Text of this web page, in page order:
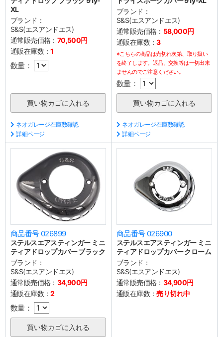
XL
ブランド：
S&S(エスアンドエス)
通常販売価格： 70,500円
通販在庫数：1
数量：
ネオガレージ在庫数確認
詳細ページ
ブランド：
S&S(エスアンドエス)
通常販売価格： 58,000円
通販在庫数：3
※こちらの商品は売切れ次第、取り扱い
を終了します。返品、交換等は一切出来
ませんのでご注意ください。
数量：
ネオガレージ在庫数確認
詳細ページ
商品番号 026899
ステルスエアスティンガー ミニ
ティアドロップカバー ブラック
ブランド：
S&S(エスアンドエス)
通常販売価格： 34,900円
通販在庫数：2
数量：
商品番号 026900
ステルスエアスティンガー ミニ
ティアドロップカバー クローム
ブランド：
S&S(エスアンドエス)
通常販売価格： 34,900円
通販在庫数：売り切れ中